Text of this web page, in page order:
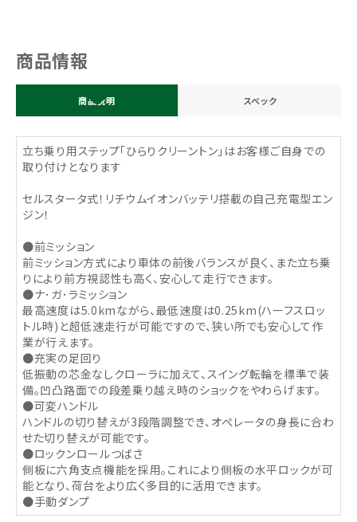
商品情報
商品説明 スペック
立ち乗り用ステップ「ひらりクリーントン」はお客様ご自身での
取り付けとなります
セルスタータ式！リチウムイオンバッテリ搭載の自己充電型エン
ジン！
●前ミッション
前ミッション方式により車体の前後バランスが良く、また立ち乗
りにより前方視認性も高く、安心して走行できます。
●ナ･ガ･ラミッション
最高速度は5.0kmながら、最低速度は0.25km(ハーフスロッ
トル時)と超低速走行が可能ですので、狭い所でも安心して作
業が行えます。
●充実の足回り
低振動の芯金なしクローラに加えて、スイング転輪を標準で装
備。凹凸路面での段差乗り越え時のショックをやわらげます。
●可変ハンドル
ハンドルの切り替えが3段階調整でき、オぺレータの身長に合わ
せた切り替えが可能です。
●ロックンロールつばさ
側板に六角支点機能を採用。これにより側板の水平ロックが可
能となり、荷台をより広く多目的に活用できます。
●手動ダンプ